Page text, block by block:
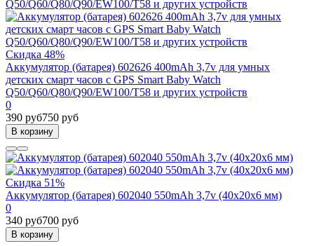
Скидка 48%
Аккумулятор (батарея) 602626 400mAh 3,7v для умных
детских смарт часов с GPS Smart Baby Watch
Q50/Q60/Q80/Q90/EW100/T58 и других устройств
0
390 руб750 руб
В корзину
Скидка 51%
Аккумулятор (батарея) 602040 550mAh 3,7v (40х20х6 мм)
0
340 руб700 руб
В корзину